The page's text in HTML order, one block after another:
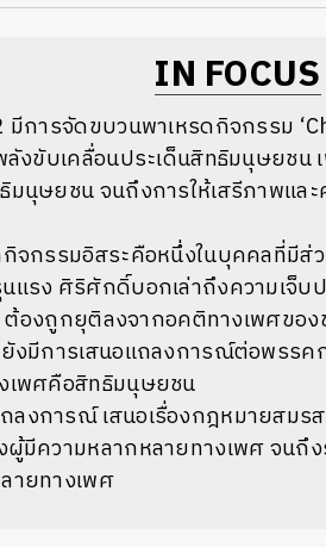
IN FOCUS
การจัดขบวนพาเหรดกิจกรรม
ลังขับเคลื่อนประเด็นสิทธิมนุษยช
นุษยชน จนถึงการให้เสรีภาพแล
จกรรมอิสระคือหนึ่งในบุคคลที่มีส่
รง ศิริศักดิ์บอกเล่าถึงความเจ็บ
ต้องถูกยุติลงจากอคติทางเพศของ
งมีการเสนอแถลงการณ์ต่อพรรค
เพศคือสิทธิมนุษยชน
งการณ์ เสนอเรื่องกฎหมายสมร
มีความหลากหลายทางเพศ จน
ายทางเพศ